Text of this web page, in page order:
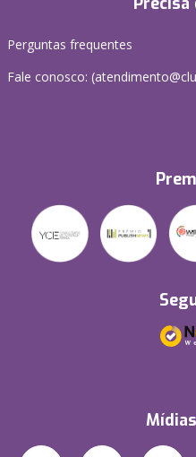
Perguntas frequentes
Fale conosco: